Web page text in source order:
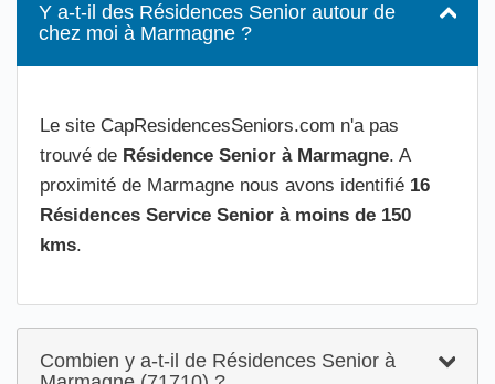
Y a-t-il des Résidences Senior autour de
chez moi à Marmagne ?
Le site CapResidencesSeniors.com n'a pas
trouvé de Résidence Senior à Marmagne. A
proximité de Marmagne nous avons identifié 16
Résidences Service Senior à moins de 150
kms.
Combien y a-t-il de Résidences Senior à